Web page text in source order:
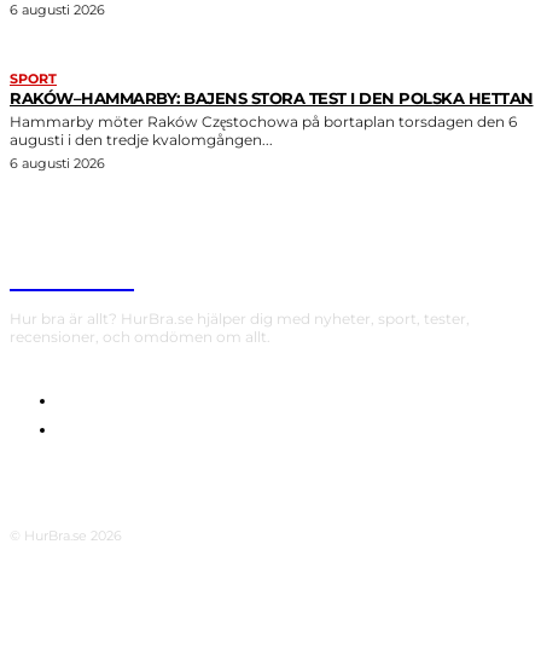
6 augusti 2026
SPORT
RAKÓW–HAMMARBY: BAJENS STORA TEST I DEN POLSKA HETTAN
Hammarby möter Raków Częstochowa på bortaplan torsdagen den 6
augusti i den tredje kvalomgången...
6 augusti 2026
Hur bra är allt? HurBra.se hjälper dig med nyheter, sport, tester,
recensioner, och omdömen om allt.
© HurBra.se 2026